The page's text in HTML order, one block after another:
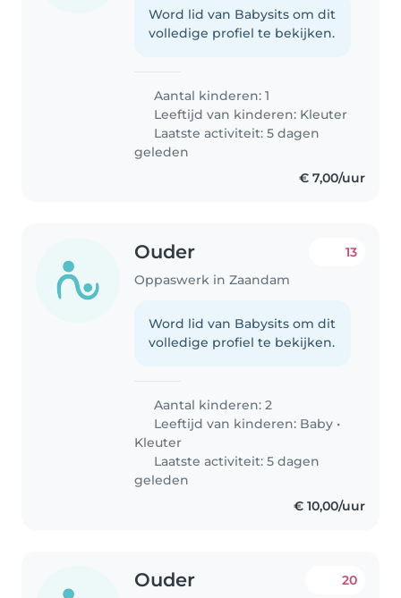
Word lid van Babysits om dit
volledige profiel te bekijken.
Aantal kinderen: 1
Leeftijd van kinderen: Kleuter
Laatste activiteit: 5 dagen
geleden
€ 7,00/uur
Ouder
Oppaswerk in Zaandam
13
Word lid van Babysits om dit
volledige profiel te bekijken.
Aantal kinderen: 2
Leeftijd van kinderen: Baby •
Kleuter
Laatste activiteit: 5 dagen
geleden
€ 10,00/uur
Ouder 20